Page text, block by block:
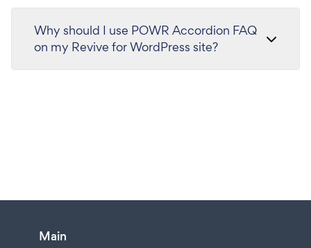
Why should I use POWR Accordion FAQ
on my Revive for WordPress site?
Main